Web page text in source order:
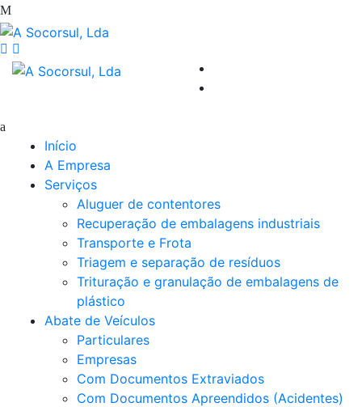
Início
A Empresa
Serviços
Aluguer de contentores
Recuperação de embalagens industriais
Transporte e Frota
Triagem e separação de resíduos
Trituração e granulação de embalagens de
plástico
Abate de Veículos
Particulares
Empresas
Com Documentos Extraviados
Com Documentos Apreendidos (Acidentes)